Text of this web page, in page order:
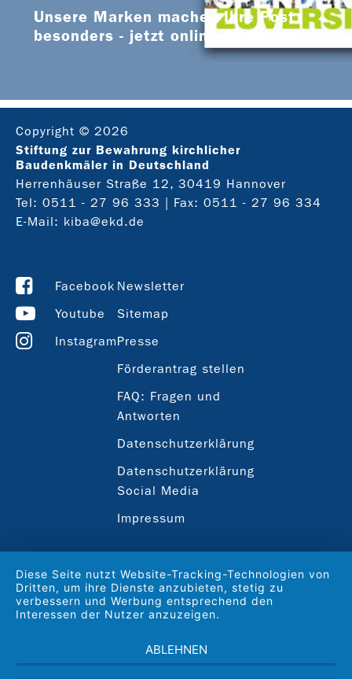
Unsere Marken machen Ihre Post
besonders - jetzt online bestellen
Copyright © 2026
Stiftung zur Bewahrung kirchlicher
Baudenkmäler in Deutschland
Herrenhäuser Straße 12, 30419 Hannover
Tel: 0511 - 27 96 333 | Fax: 0511 - 27 96 334
E-Mail: kiba@ekd.de
Facebook
Youtube
Instagram
Newsletter
Sitemap
Presse
Förderantrag stellen
FAQ: Fragen und
Antworten
Datenschutzerklärung
Datenschutzerklärung
Social Media
Impressum
Diese Seite nutzt Website-Tracking-Technologien von
Dritten, um ihre Dienste anzubieten, stetig zu
verbessern und Werbung entsprechend den
Interessen der Nutzer anzuzeigen.
ABLEHNEN